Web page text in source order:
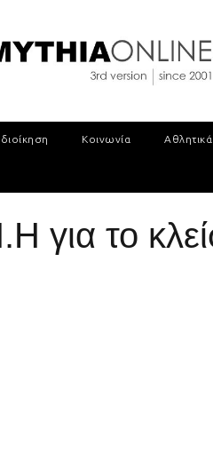
Κοινωνία Αθλητικά
για το